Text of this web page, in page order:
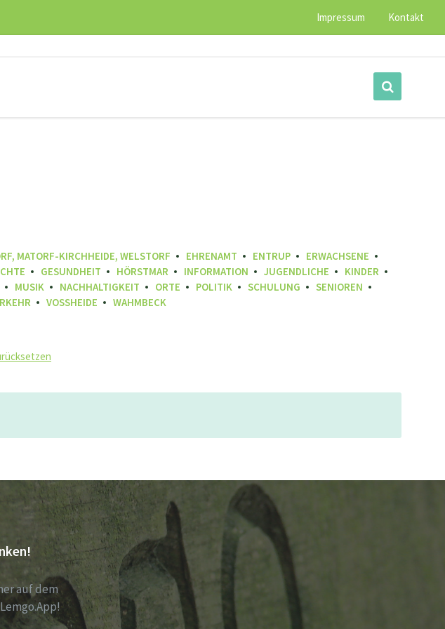
Impressum Kontakt
MATORF-KIRCHHEIDE, WELSTORF EHRENAMT ENTRUP
ERWACHSENE
GESUNDHEIT HÖRSTMAR INFORMATION JUGENDLICHE
KINDER
MUSIK NACHHALTIGKEIT ORTE POLITIK SCHULUNG
SENIOREN
VOSSHEIDE WAHMBECK
auf dem